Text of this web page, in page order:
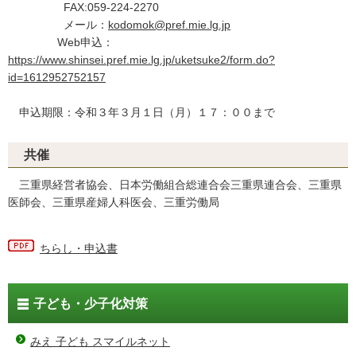
FAX:059-224-2270
メール： kodomok@pref.mie.lg.jp
Web申込：
https://www.shinsei.pref.mie.lg.jp/uketsuke2/form.do?
id=1612952752157
申込期限：令和３年３月１日（月）１７：００まで
共催
三重県経営者協会、日本労働組合総連合会三重県連合会、三重県
医師会、三重県産婦人科医会、三重労働局
ちらし・申込書
子ども・少子化対策
みえ 子ども スマイルネット